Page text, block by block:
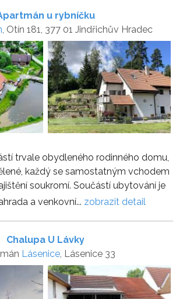
u rybníčku
, Otín 181, 377 01 Jindřichův Hradec
trvale obydleného rodinného domu,
každý se samostatným vchodem
soukromí. Součástí ubytování je
a venkovní... zobrazit detail
Chalupa U Lávky
Lásenice, Lásenice 33